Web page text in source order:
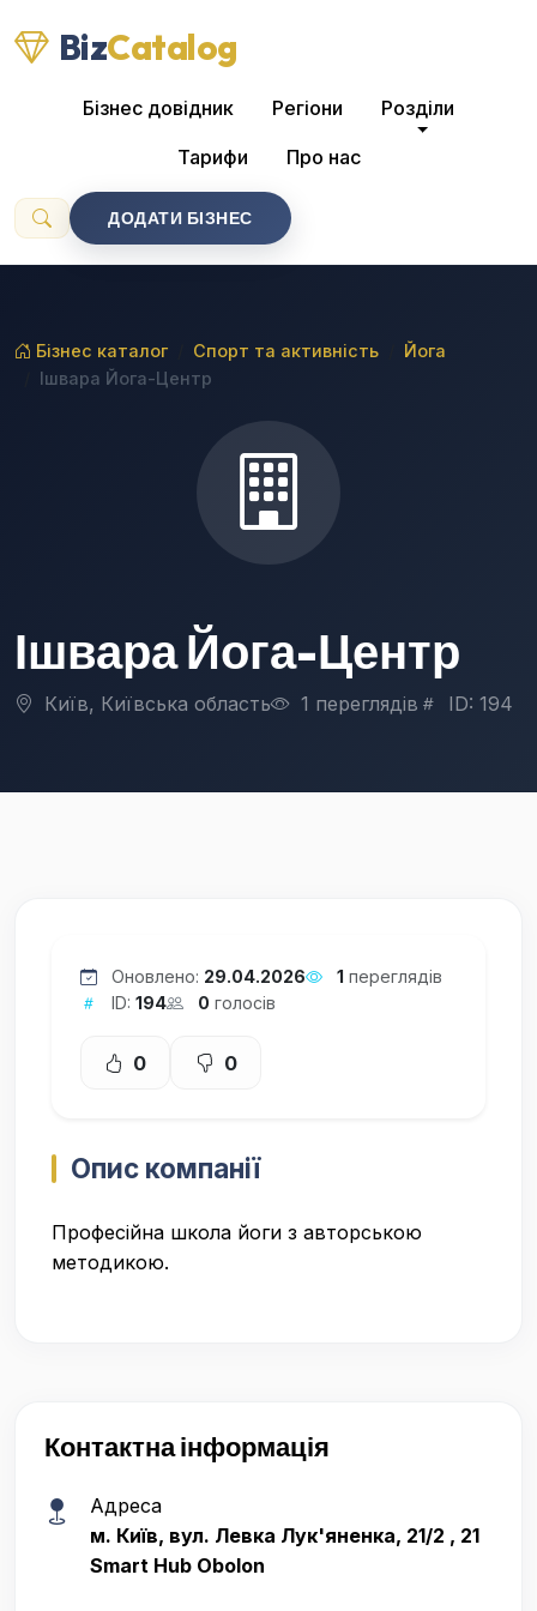
BizCatalog
Бізнес довідник Регіони Розділи
Тарифи Про нас
ДОДАТИ БІЗНЕС
Бізнес каталог Спорт та активність
Йога
Ішвара Йога-Центр
Ішвара Йога-Центр
Київ, Київська область 1 переглядів ID: 194
Оновлено: 29.04.2026 1 переглядів
ID: 194 0 голосів
0 0
Опис компанії
Професійна школа йоги з авторською
методикою.
Контактна інформація
Адреса
м. Київ, вул. Левка Лук'яненка, 21/2 , 21
Smart Hub Obolon